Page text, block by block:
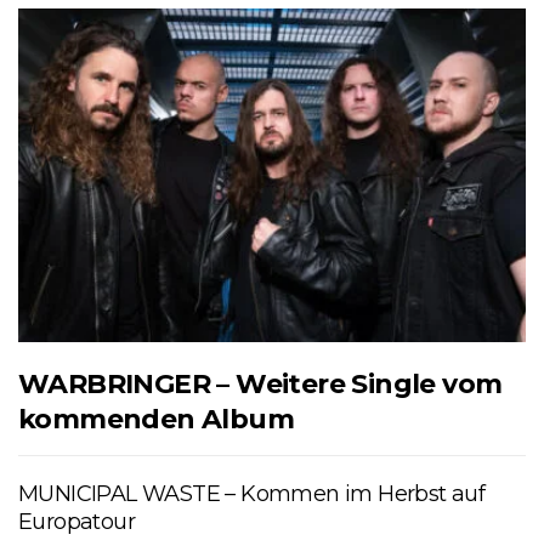
WARBRINGER – Weitere Single vom
kommenden Album
MUNICIPAL WASTE – Kommen im Herbst auf
Europatour